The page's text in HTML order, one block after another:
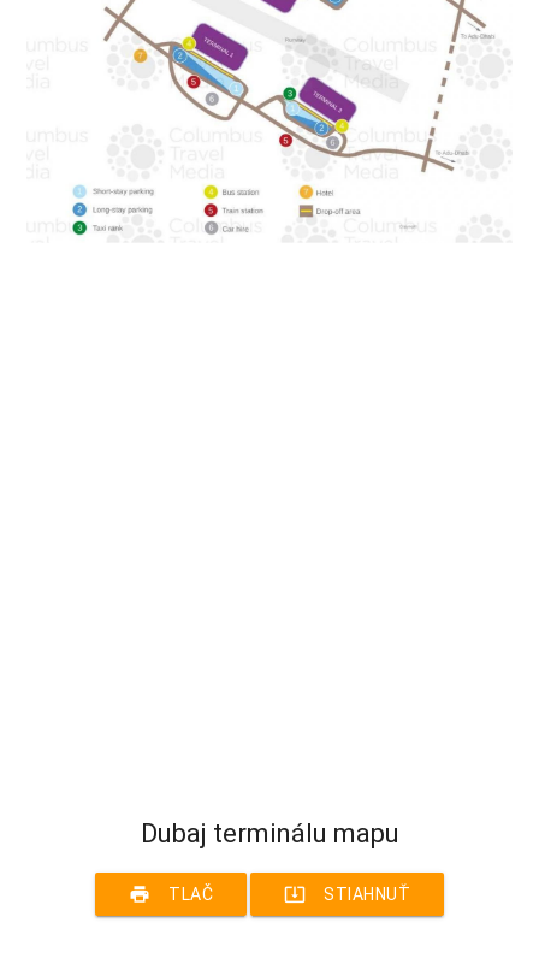
Dubaj terminálu mapu
print TLAČ system_update_alt STIAHNUŤ